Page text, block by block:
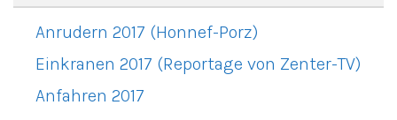
Anrudern 2017 (Honnef-Porz)
Einkranen 2017 (Reportage von Zenter-TV)
Anfahren 2017